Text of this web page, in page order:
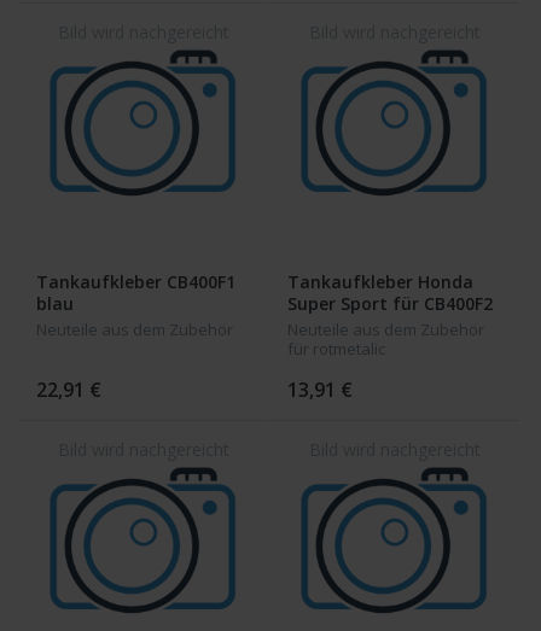
Tankaufkleber CB400F1
blau
Neuteile aus dem Zubehör
22,91 €
Tankaufkleber Honda
Super Sport für CB400F2
Neuteile aus dem Zubehör
für rotmetalic
13,91 €